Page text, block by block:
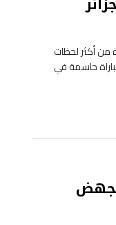
من أكثر لحظات
مباراة حاسمة في